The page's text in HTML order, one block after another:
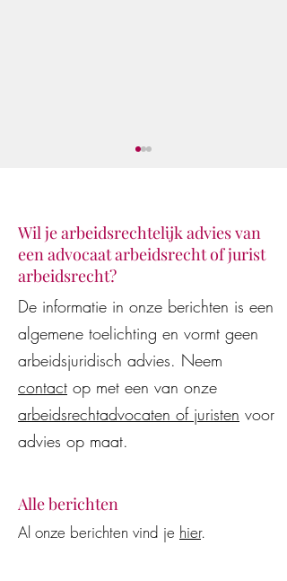
De Vestingloop 2026
Wil je arbeidsrechtelijk advies van
een advocaat arbeidsrecht of jurist
arbeidsrecht?
De informatie in onze berichten is een
algemene toelichting en vormt geen
arbeidsjuridisch advies. Neem
contact op met een van onze
arbeidsrechtadvocaten of juristen voor
advies op maat.
Alle berichten
Al onze berichten vind je hier.